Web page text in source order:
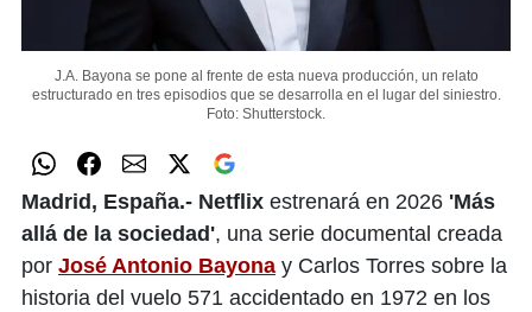
J.A. Bayona se pone al frente de esta nueva producción, un relato
estructurado en tres episodios que se desarrolla en el lugar del siniestro.
Foto: Shutterstock.
Madrid, España.- Netflix estrenará en 2026 'Más
allá de la sociedad', una serie documental creada
por José Antonio Bayona y Carlos Torres sobre la
historia del vuelo 571 accidentado en 1972 en los